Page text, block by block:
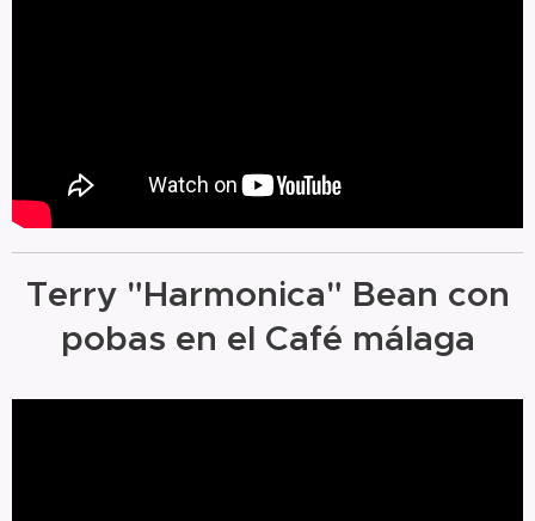
Terry "Harmonica" Bean con
pobas en el Café málaga